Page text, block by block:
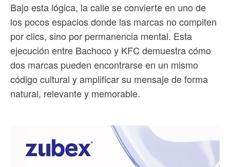
Bajo esta lógica, la calle se convierte en uno de
los pocos espacios donde las marcas no compiten
por clics, sino por permanencia mental. Esta
ejecución entre Bachoco y KFC demuestra cómo
dos marcas pueden encontrarse en un mismo
código cultural y amplificar su mensaje de forma
natural, relevante y memorable.